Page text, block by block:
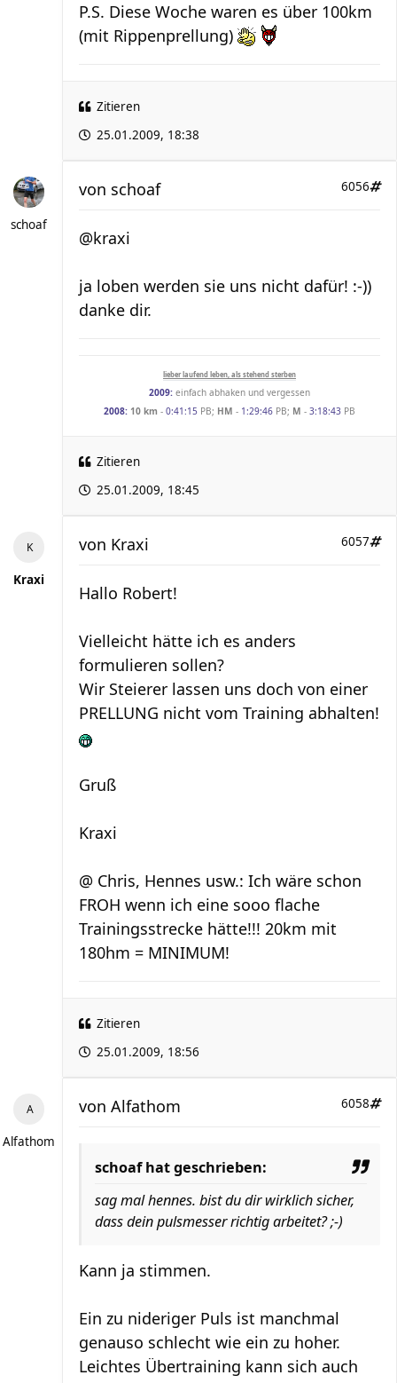
P.S. Diese Woche waren es über 100km
(mit Rippenprellung)
Zitieren
25.01.2009, 18:38
schoaf
6056
von schoaf
@kraxi
ja loben werden sie uns nicht dafür! :-))
danke dir.
lieber laufend leben, als stehend sterben
2009: einfach abhaken und vergessen
2008: 10 km - 0:41:15 PB; HM - 1:29:46 PB; M - 3:18:43 PB
Zitieren
25.01.2009, 18:45
Kraxi
6057
von Kraxi
Hallo Robert!
Vielleicht hätte ich es anders
formulieren sollen?
Wir Steierer lassen uns doch von einer
PRELLUNG nicht vom Training abhalten!
Gruß
Kraxi
@ Chris, Hennes usw.: Ich wäre schon
FROH wenn ich eine sooo flache
Trainingsstrecke hätte!!! 20km mit
180hm = MINIMUM!
Zitieren
25.01.2009, 18:56
Alfathom
6058
von Alfathom
schoaf hat geschrieben:
sag mal hennes. bist du dir wirklich sicher,
dass dein pulsmesser richtig arbeitet? ;-)
Kann ja stimmen.
Ein zu nideriger Puls ist manchmal
genauso schlecht wie ein zu hoher.
Leichtes Übertraining kann sich auch